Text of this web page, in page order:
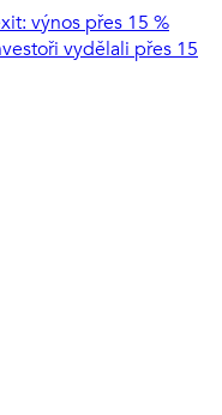
výnos přes 15 %
vydělali přes 15